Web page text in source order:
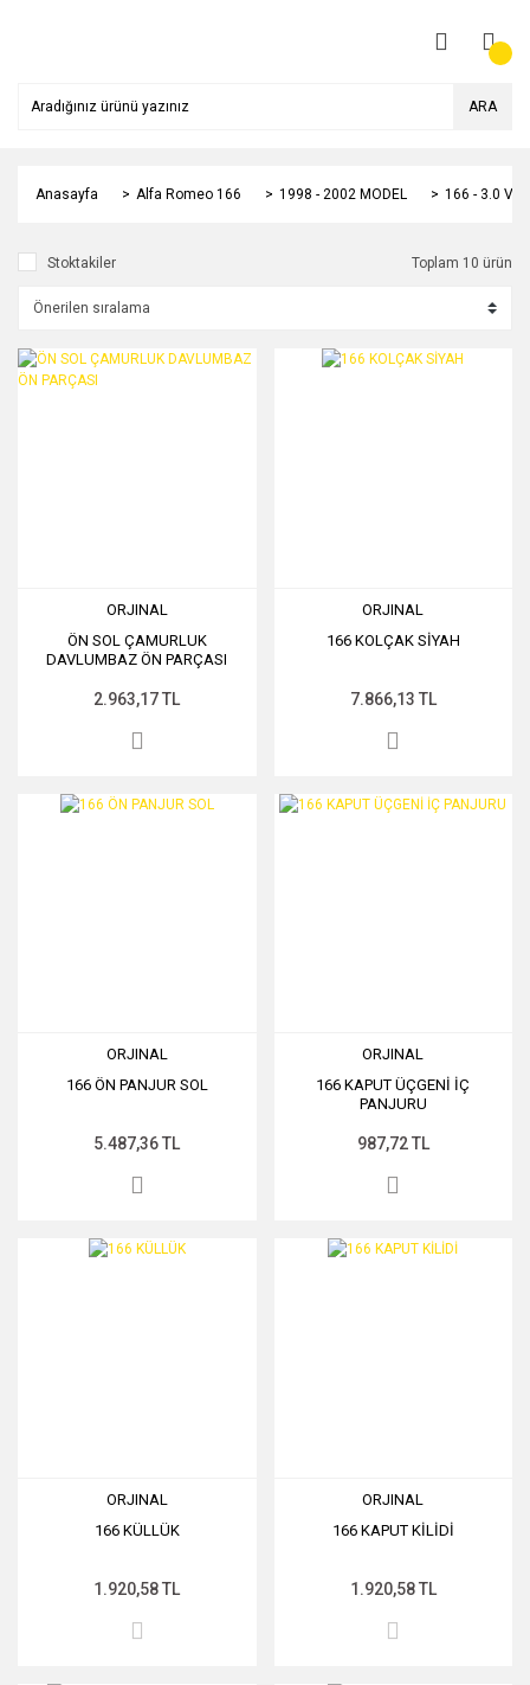
ARA
Anasayfa Alfa Romeo 166 1998 - 2002 MODEL 166 - 3.0 V6
Stoktakiler Toplam 10 ürün
ORJINAL
ÖN SOL ÇAMURLUK
DAVLUMBAZ ÖN PARÇASI
2.963,17 TL
ORJINAL
166 KOLÇAK SİYAH
7.866,13 TL
ORJINAL
166 ÖN PANJUR SOL
5.487,36 TL
ORJINAL
166 KAPUT ÜÇGENİ İÇ
PANJURU
987,72 TL
ORJINAL
166 KÜLLÜK
1.920,58 TL
ORJINAL
166 KAPUT KİLİDİ
1.920,58 TL